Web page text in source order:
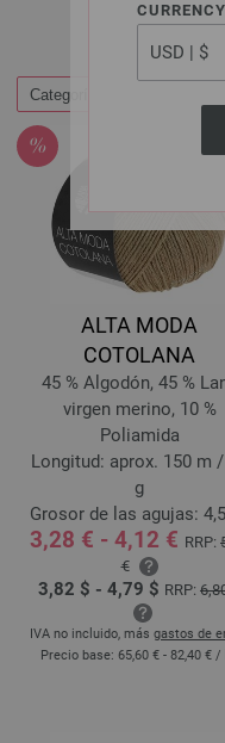
CURRENCY
Categorías
ALTA MODA
COTOLANA
45 % Algodón, 45 %
virgen merino, 10 %
Poliamida
Longitud: aprox. 150 m
g
Grosor de las agujas:
3,28 € - 4,12 € RRP:
€
3,82 $ - 4,79 $ RRP:
IVA no incluido, más gastos de
Precio base: 65,60 € - 82,40 € /